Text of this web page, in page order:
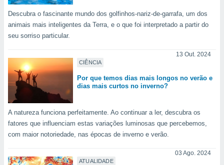
estudos
Descubra o fascinante mundo dos golfinhos-nariz-de-garrafa, um dos
animais mais inteligentes da Terra, e o que foi interpretado a partir do
seu sorriso particular.
CIÊNCIA
13 Out. 2024
Por que temos dias mais longos no verão e
dias mais curtos no inverno?
A natureza funciona perfeitamente. Ao continuar a ler, descubra os
fatores que influenciam estas variações luminosas que percebemos,
com maior notoriedade, nas épocas de inverno e verão.
ATUALIDADE
03 Ago. 2024